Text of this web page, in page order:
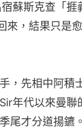
蘇斯克查「捱
來，結果只是
，先相中阿積
年代以來曼
尾才分道揚鑣。